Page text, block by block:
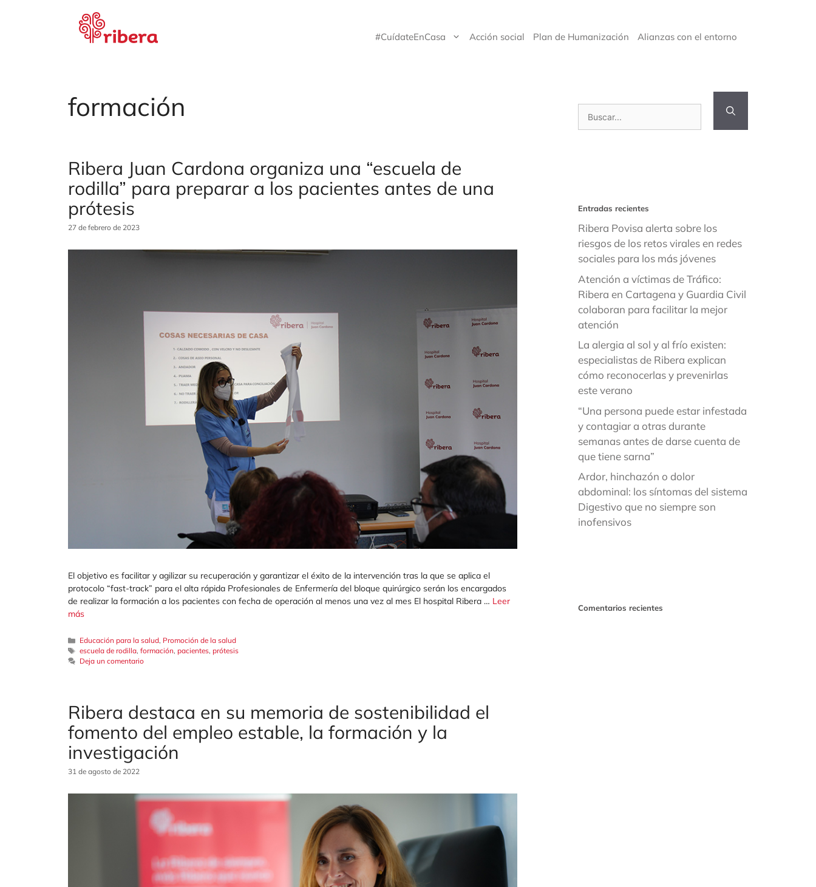
#CuídateEnCasa Acción social Plan de Humanización Alianzas con el entorno
formación
Ribera Juan Cardona organiza una “escuela de
rodilla” para preparar a los pacientes antes de una
prótesis
27 de febrero de 2023
El objetivo es facilitar y agilizar su recuperación y garantizar el éxito de la intervención tras la que se aplica el
protocolo “fast-track” para el alta rápida Profesionales de Enfermería del bloque quirúrgico serán los encargados
de realizar la formación a los pacientes con fecha de operación al menos una vez al mes El hospital Ribera … Leer
más
Categorías
Educación para la salud, Promoción de la salud
Etiquetas
escuela de rodilla,formación,pacientes,prótesis
Deja un comentario
Ribera destaca en su memoria de sostenibilidad el
fomento del empleo estable, la formación y la
investigación
31 de agosto de 2022
Entradas recientes
Ribera Povisa alerta sobre los
riesgos de los retos virales en redes
sociales para los más jóvenes
Atención a víctimas de Tráfico:
Ribera en Cartagena y Guardia Civil
colaboran para facilitar la mejor
atención
La alergia al sol y al frío existen:
especialistas de Ribera explican
cómo reconocerlas y prevenirlas
este verano
“Una persona puede estar infestada
y contagiar a otras durante
semanas antes de darse cuenta de
que tiene sarna”
Ardor, hinchazón o dolor
abdominal: los síntomas del sistema
Digestivo que no siempre son
inofensivos
Comentarios recientes